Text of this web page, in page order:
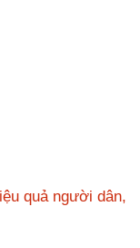
quả người dân,